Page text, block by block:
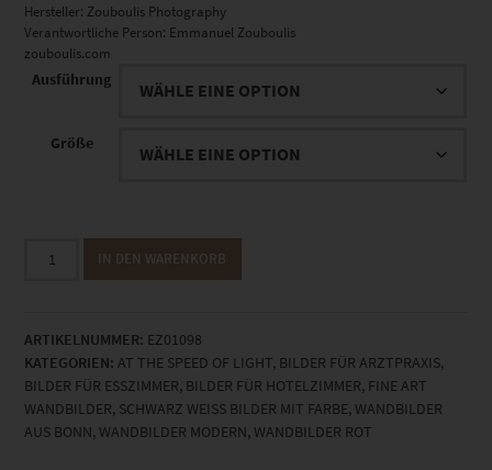
Hersteller: Zouboulis Photography
Verantwortliche Person: Emmanuel Zouboulis
zouboulis.com
Ausführung
Größe
Konrad-
At
the
Speed
of
Light
IN DEN WARENKORB
ARTIKELNUMMER: EZ01098
KATEGORIEN: AT THE SPEED OF LIGHT, BILDER FÜR ARZTPRAXIS,
BILDER FÜR ESSZIMMER, BILDER FÜR HOTELZIMMER, FINE ART
WANDBILDER, SCHWARZ WEISS BILDER MIT FARBE , WANDBILDER
AUS BONN, WANDBILDER MODERN, WANDBILDER ROT